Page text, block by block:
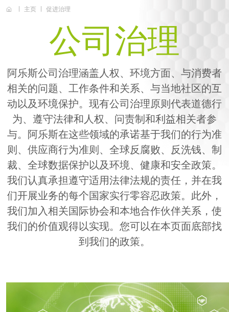
应用
服务
阿乐斯小課堂
可持续发展
主页 促进治理
公司治理
阿乐斯公司治理涵盖人权、环境方面、与消费者
相关的问题、工作条件和关系、与当地社区的互
动以及环境保护。现有公司治理原则代表道德行
为、遵守法律和人权、问责制和利益相关者参
与。阿乐斯在这些领域的承诺基于我们的行为准
则、供应商行为准则、全球反腐败、反洗钱、制
裁、全球数据保护以及环境、健康和安全政策。
我们认真承担遵守适用法律法规的责任，并在我
们开展业务的每个国家实行零容忍政策。此外，
我们加入相关国际协会和本地合作伙伴关系，使
我们的价值观得以实现。您可以在本页面底部找
到我们的政策。